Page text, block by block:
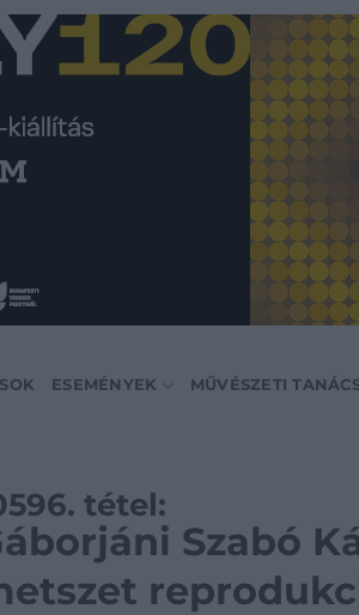
ESEMÉNYEK MŰVÉSZETI
tétel:
Szabó